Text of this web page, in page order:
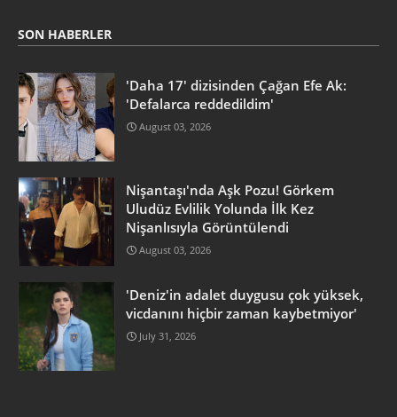
SON HABERLER
'Daha 17' dizisinden Çağan Efe Ak:
'Defalarca reddedildim'
August 03, 2026
Nişantaşı'nda Aşk Pozu! Görkem
Uludüz Evlilik Yolunda İlk Kez
Nişanlısıyla Görüntülendi
August 03, 2026
'Deniz'in adalet duygusu çok yüksek,
vicdanını hiçbir zaman kaybetmiyor'
July 31, 2026